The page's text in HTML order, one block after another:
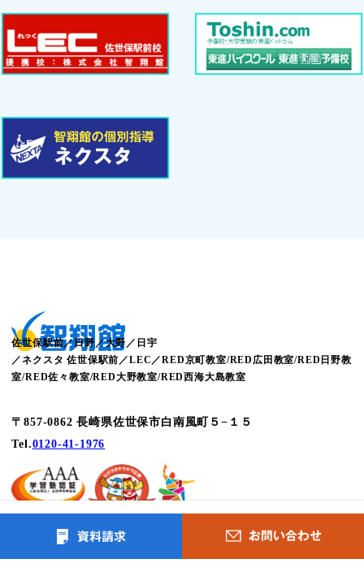
佐世保駅前／日野／大野／日宇
／ネクスタ 佐世保駅前／LEC／RED京町教室/RED広田教室/RED日野教
室/RED佐々教室/RED大野教室/RED西海大島教室
〒857-0862 長崎県佐世保市白南風町５−１５
Tel.0120-41-1976